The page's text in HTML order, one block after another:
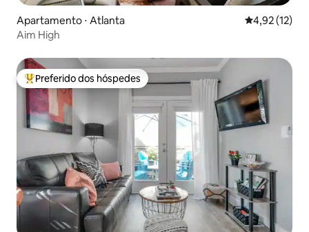
Apartamento ⋅ Atlanta 4,92 de uma
4,92 (12)
Aim High
Entre os melhores preferidos dos hóspedes
Preferido dos hóspedes